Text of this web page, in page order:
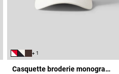
+ 1
Casquette broderie monogramme CP